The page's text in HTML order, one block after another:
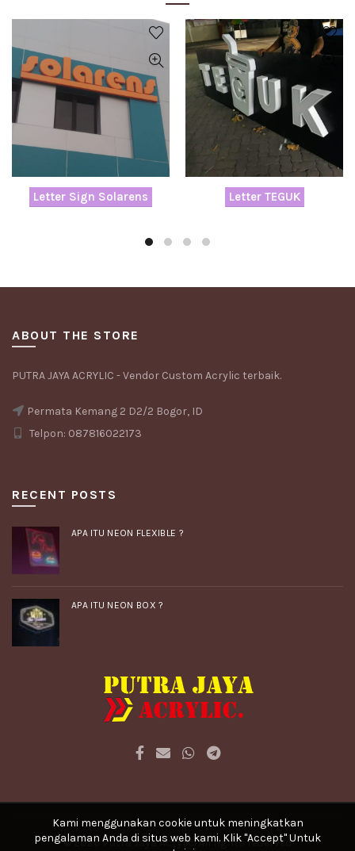
Letter Sign Solarens Letter TEGUK
ABOUT THE STORE
PUTRA JAYA ACRYLIC - Vendor Custom Acrylic terbaik.
Permata Kemang 2 D2/2 Bogor, ID
Telpon: 087816022173
RECENT POSTS
APA ITU NEON FLEXIBLE ?
APA ITU NEON BOX ?
© 2026 Putra Jaya Acrylic . All rights reserved
Kami menggunakan cookie untuk meningkatkan
pengalaman Anda di situs web kami. Klik "Accept" Untuk